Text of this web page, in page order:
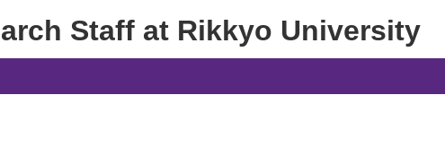
Staff at Rikkyo University